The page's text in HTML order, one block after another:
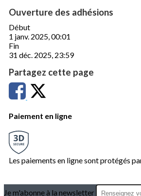
Ouverture des adhésions
Début
1 janv. 2025, 00:01
Fin
31 déc. 2025, 23:59
Partagez cette page
Paiement en ligne
Les paiements en ligne sont protégés
Je m'abonne à la newsletter